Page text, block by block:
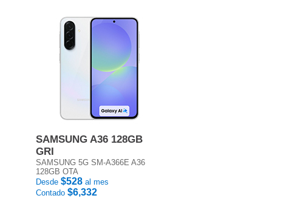
SAMSUNG A36 128GB
GRI
SAMSUNG 5G SM-A366E A36
128GB OTA
Desde $528 al mes
Contado $6,332